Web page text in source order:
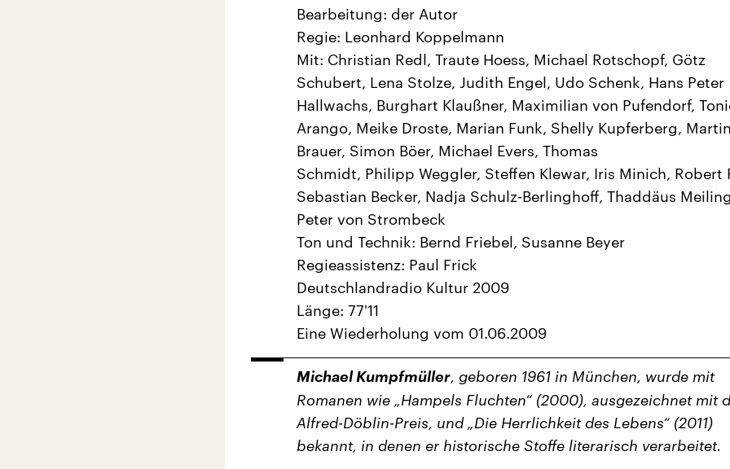
Bearbeitung: der Autor
Regie: Leonhard Koppelmann
Mit: Christian Redl, Traute Hoess, Michael Rotschopf, Götz
Schubert, Lena Stolze, Judith Engel, Udo Schenk, Hans Peter
Hallwachs, Burghart Klaußner, Maximilian von Pufendorf,
Arango, Meike Droste, Marian Funk, Shelly Kupferberg,
Brauer, Simon Böer, Michael Evers, Thomas
Schmidt, Philipp Weggler, Steffen Klewar, Iris Minich, Robert
Sebastian Becker, Nadja Schulz-Berlinghoff, Thaddäus
Peter von Strombeck
Ton und Technik: Bernd Friebel, Susanne Beyer
Regieassistenz: Paul Frick
Deutschlandradio Kultur 2009
Länge: 77'11
Eine Wiederholung vom 01.06.2009
Michael Kumpfmüller, geboren 1961 in München, wurde mit
Romanen wie „Hampels Fluchten“ (2000), ausgezeichnet mit
Alfred-Döblin-Preis, und „Die Herrlichkeit des Lebens“ (2011)
bekannt, in denen er historische Stoffe literarisch verarbeitet.